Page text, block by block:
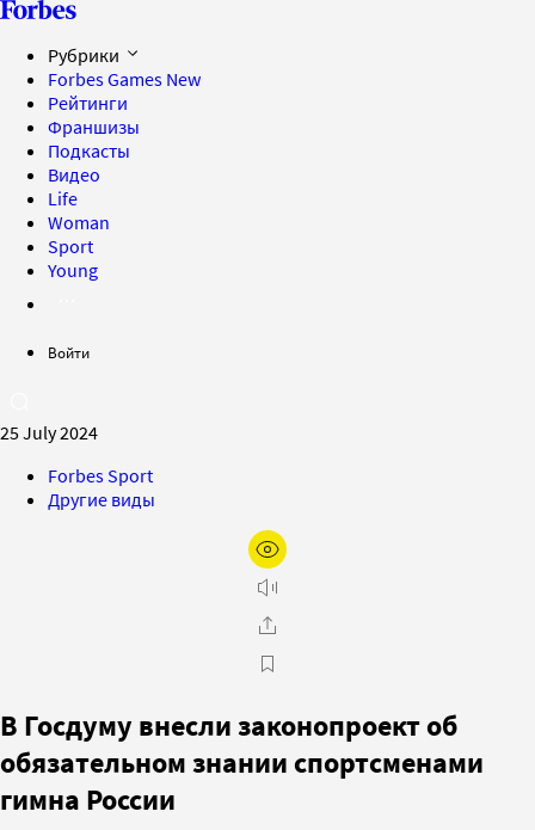
Рубрики
Forbes Games New
Рейтинги
Франшизы
Подкасты
Видео
Life
Woman
Sport
Young
Войти
25 July 2024
Forbes Sport
Другие виды
В Госдуму внесли законопроект об
обязательном знании спортсменами
гимна России